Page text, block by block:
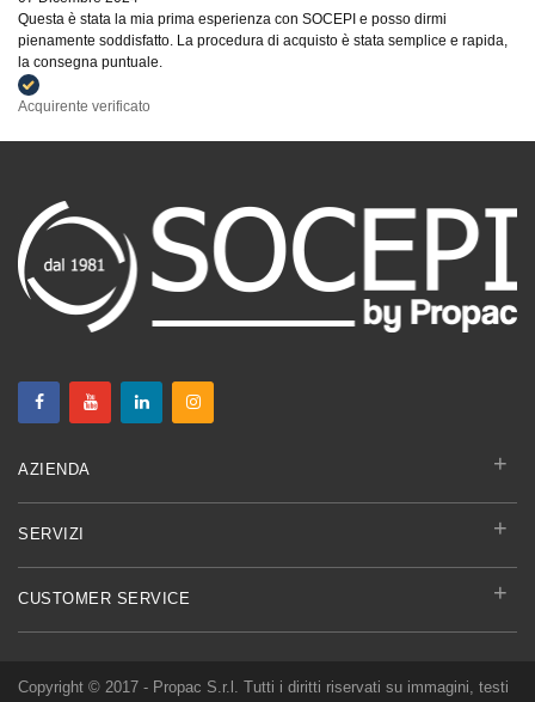
Questa è stata la mia prima esperienza con SOCEPI e posso dirmi
pienamente soddisfatto. La procedura di acquisto è stata semplice e rapida,
la consegna puntuale.
Acquirente verificato
AZIENDA +
SERVIZI +
CUSTOMER SERVICE +
Copyright © 2017 - Propac S.r.l. Tutti i diritti riservati su immagini, testi